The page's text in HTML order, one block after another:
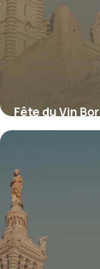
Fête du Vin
Complet